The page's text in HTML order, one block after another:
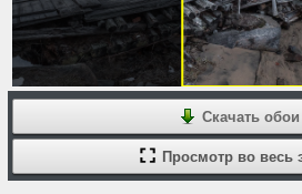
Скачать обои
Просмотр во весь